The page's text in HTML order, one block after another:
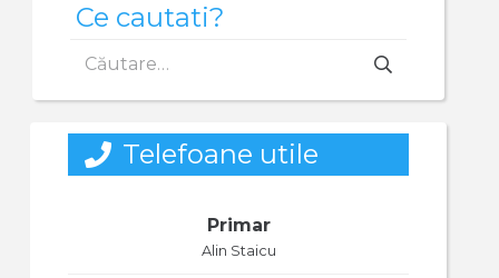
Ce cautati?
după:
Telefoane utile
Primar
Alin Staicu